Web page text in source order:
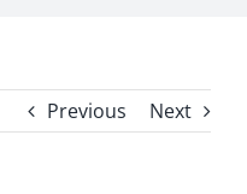
Previous Next